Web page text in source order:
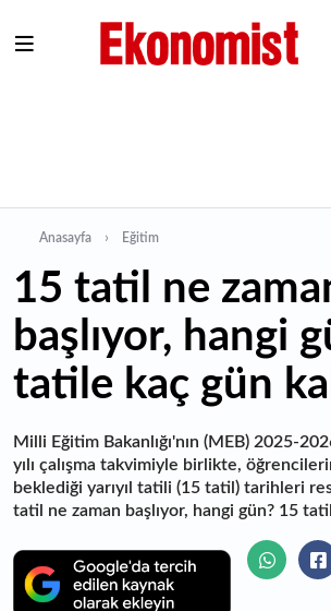
Anasayfa Eğitim
15 tatil ne
başlıyor, hangi
tatile kaç gün
Milli Eğitim Bakanlığı'nın (MEB) 2025-
yılı çalışma takvimiyle birlikte,
beklediği yarıyıl tatili (15 tatil) tarihleri
tatil ne zaman başlıyor, hangi gün? 15